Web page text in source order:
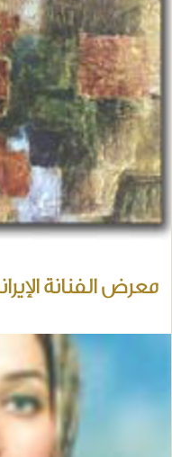
معرض الفنانة